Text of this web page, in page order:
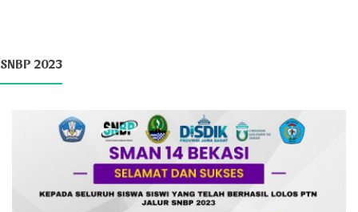
SNBP 2023